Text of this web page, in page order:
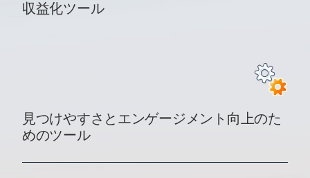
収益化ツール
見つけやすさとエンゲージメント向上のた
めのツール